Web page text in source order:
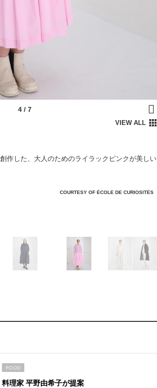
作した、大人のためのライラックピンクが美しい
COURTESY OF ÉCOLE DE CURIOSITÉS
料理家 平野由希子が提案
FOOD